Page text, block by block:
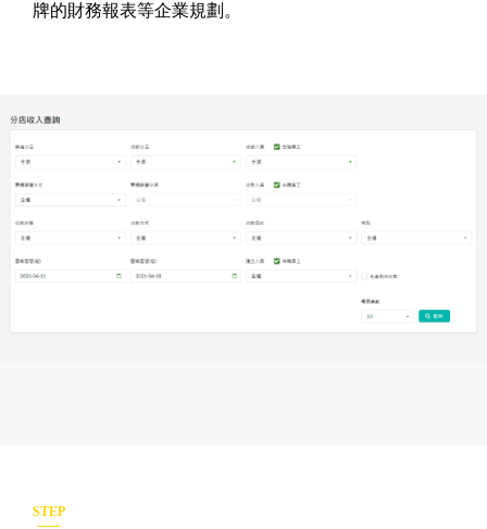
牌的財務報表等企業規劃。
STEP